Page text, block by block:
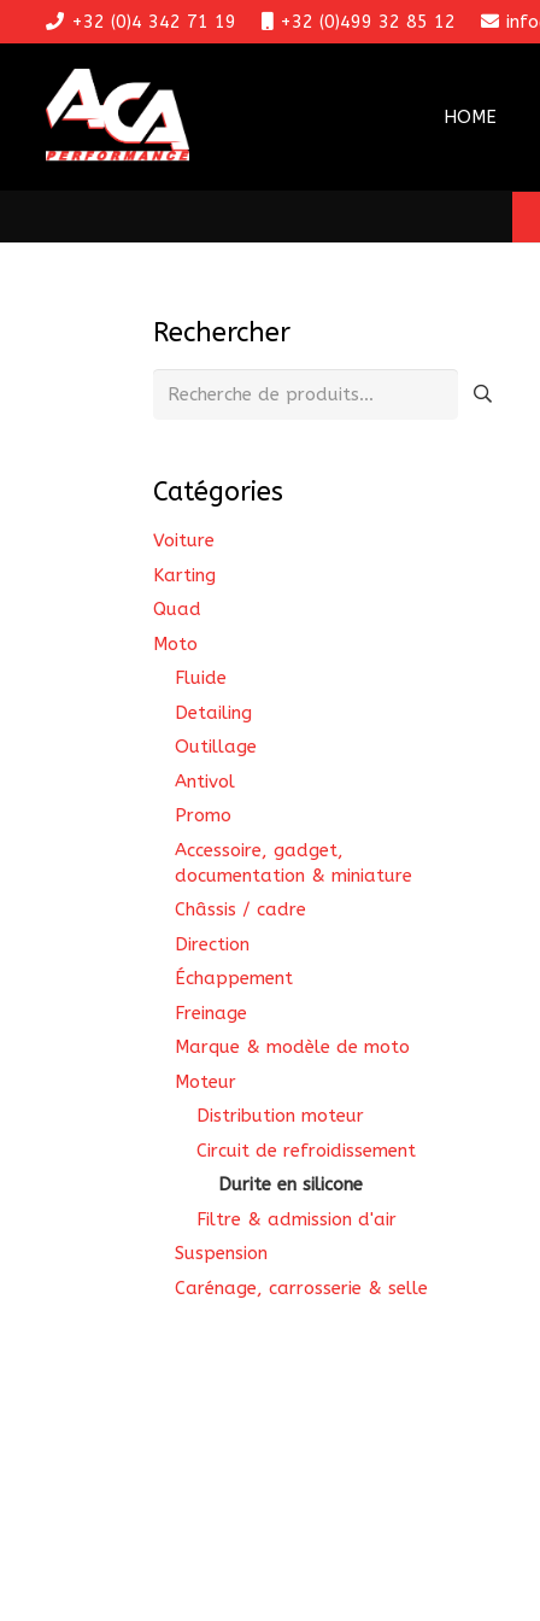
+32 (0)4 342 71 19 +32 (0)499 32 85 12
HOME
Rechercher
Recherche
Catégories
Voiture
Karting
Quad
Moto
Fluide
Detailing
Outillage
Antivol
Promo
Accessoire, gadget,
documentation & miniature
Châssis / cadre
Direction
Échappement
Freinage
Marque & modèle de moto
Moteur
Distribution moteur
Circuit de refroidissement
Durite en silicone
Filtre & admission d'air
Suspension
Carénage, carrosserie & selle